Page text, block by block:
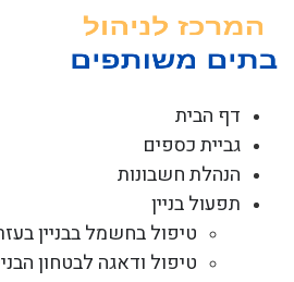
דף הבית
גביית כספים
הנהלת חשבונות
תפעול בניין
טיפול בחשמל בבניין
טיפול ודאגה לבטחון